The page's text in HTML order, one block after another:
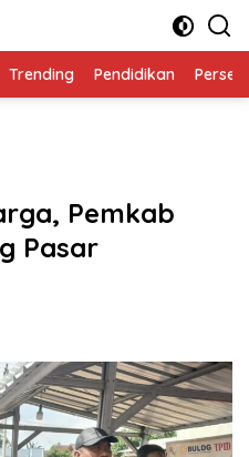
Trending Pendidikan
Pemkab
Pasar